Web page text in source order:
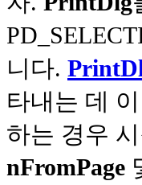
니다.
타내는 데
하는 경우
nFromPage